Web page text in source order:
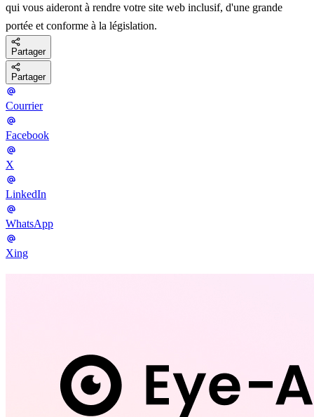
qui vous aideront à rendre votre site web inclusif, d'une grande
portée et conforme à la législation.
Partager
Partager
Courrier
Facebook
X
LinkedIn
WhatsApp
Xing